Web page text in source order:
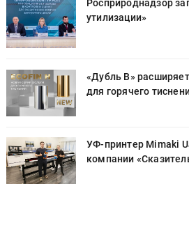
Росприроднадзор
утилизации»
«Дубль В»
для горячего
УФ-принтер Mimaki
компании